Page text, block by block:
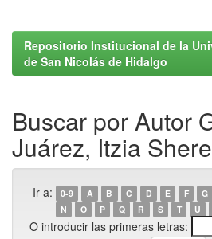
Repositorio Institucional de la
de San Nicolás de Hidalgo
Buscar por Autor
Juárez, Itzia
Ir a: 0-9 A B C D E F G
N
O P Q R S T U
O introducir las primeras letras: